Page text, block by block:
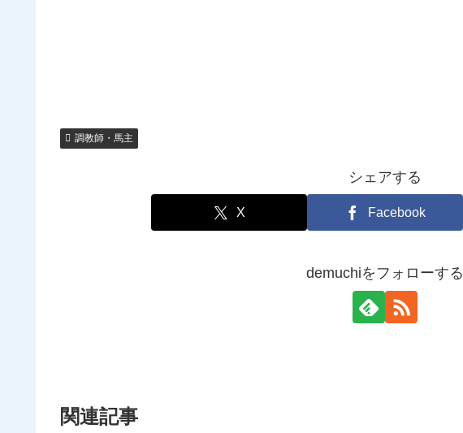
調教師・馬主
シェアする
X Facebook
demuchiをフォローする
関連記事